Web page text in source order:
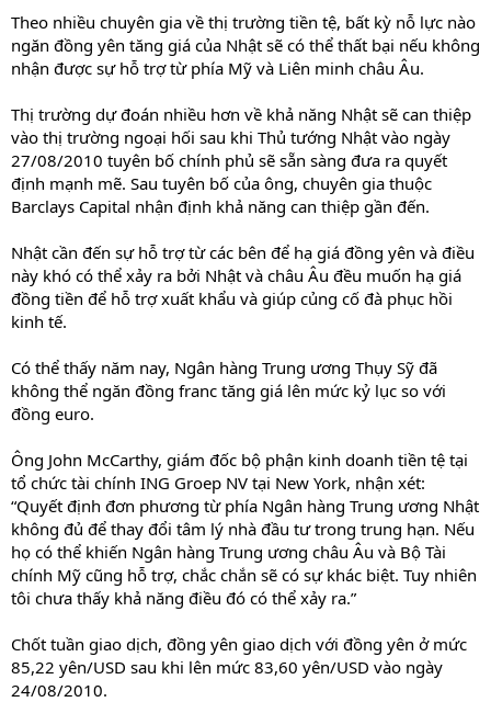
Theo nhiều chuyên gia về thị trường tiền tệ, bất kỳ nỗ lực nào
ngăn đồng yên tăng giá của Nhật sẽ có thể thất bại nếu không
nhận được sự hỗ trợ từ phía Mỹ và Liên minh châu Âu.
Thị trường dự đoán nhiều hơn về khả năng Nhật sẽ can thiệp
vào thị trường ngoại hối sau khi Thủ tướng Nhật vào ngày
27/08/2010 tuyên bố chính phủ sẽ sẵn sàng đưa ra quyết
định mạnh mẽ. Sau tuyên bố của ông, chuyên gia thuộc
Barclays Capital nhận định khả năng can thiệp gần đến.
Nhật cần đến sự hỗ trợ từ các bên để hạ giá đồng yên và điều
này khó có thể xảy ra bởi Nhật và châu Âu đều muốn hạ giá
đồng tiền để hỗ trợ xuất khẩu và giúp củng cố đà phục hồi
kinh tế.
Có thể thấy năm nay, Ngân hàng Trung ương Thụy Sỹ đã
không thể ngăn đồng franc tăng giá lên mức kỷ lục so với
đồng euro.
Ông John McCarthy, giám đốc bộ phận kinh doanh tiền tệ tại
tổ chức tài chính ING Groep NV tại New York, nhận xét:
“Quyết định đơn phương từ phía Ngân hàng Trung ương Nhật
không đủ để thay đổi tâm lý nhà đầu tư trong trung hạn. Nếu
họ có thể khiến Ngân hàng Trung ương châu Âu và Bộ Tài
chính Mỹ cũng hỗ trợ, chắc chắn sẽ có sự khác biệt. Tuy nhiên
tôi chưa thấy khả năng điều đó có thể xảy ra.”
Chốt tuần giao dịch, đồng yên giao dịch với đồng yên ở mức
85,22 yên/USD sau khi lên mức 83,60 yên/USD vào ngày
24/08/2010.